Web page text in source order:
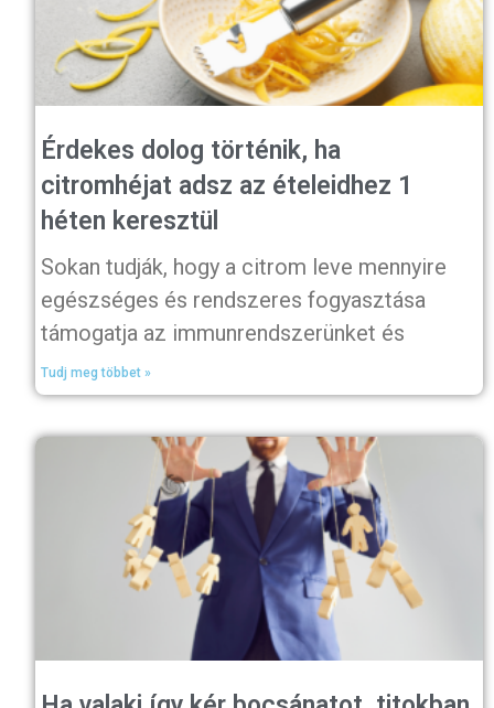
Érdekes dolog történik, ha
citromhéjat adsz az ételeidhez 1
héten keresztül
Sokan tudják, hogy a citrom leve mennyire
egészséges és rendszeres fogyasztása
támogatja az immunrendszerünket és
Tudj meg többet »